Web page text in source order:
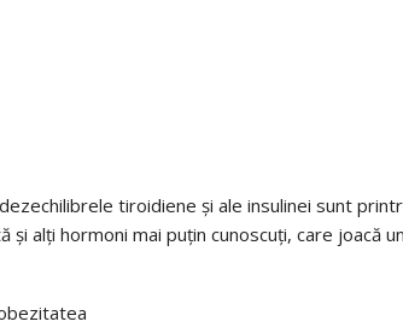
tiroidiene și ale insulinei sunt
alți hormoni mai puțin cunoscuți, care joacă